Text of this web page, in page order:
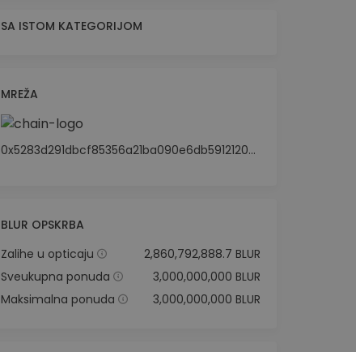
SA ISTOM KATEGORIJOM
MREŽA
0x5283d291dbcf85356a21ba090e6db59121208b44
BLUR OPSKRBA
Zalihe u opticaju
2,860,792,888.7 BLUR
Sveukupna ponuda
3,000,000,000 BLUR
Maksimalna ponuda
3,000,000,000 BLUR